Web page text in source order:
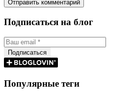
Подписаться на блог
Популярные теги